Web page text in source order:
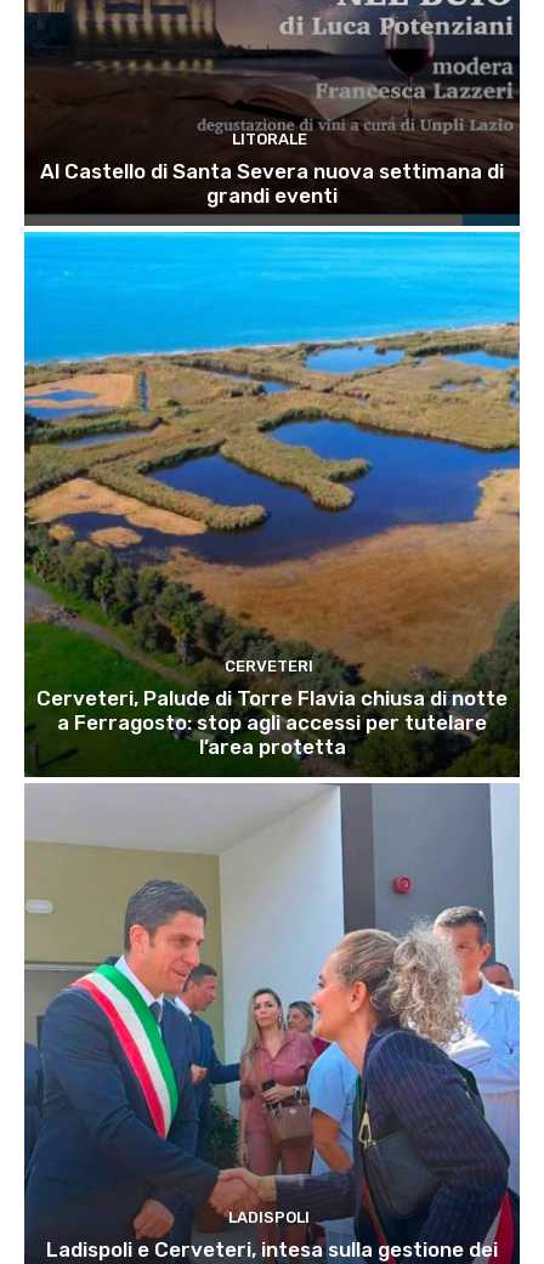
LITORALE
Al Castello di Santa Severa nuova settimana di
grandi eventi
CERVETERI
Cerveteri, Palude di Torre Flavia chiusa di notte
a Ferragosto: stop agli accessi per tutelare
l’area protetta
LADISPOLI
Ladispoli e Cerveteri, intesa sulla gestione dei